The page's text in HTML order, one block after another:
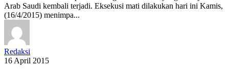
Arab Saudi kembali terjadi. Eksekusi mati dilakukan hari ini Kamis,
(16/4/2015) menimpa...
Redaksi
16 April 2015